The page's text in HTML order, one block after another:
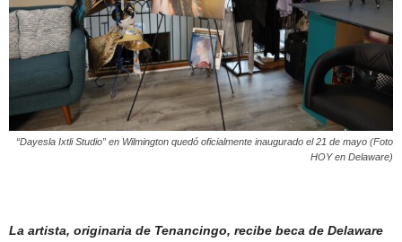
“Dayesla Ixtli Studio” en Wilmington quedó oficialmente inaugurado el 21 de mayo (Foto
HOY en Delaware)
La artista, originaria de Tenancingo, recibe beca de Delaware